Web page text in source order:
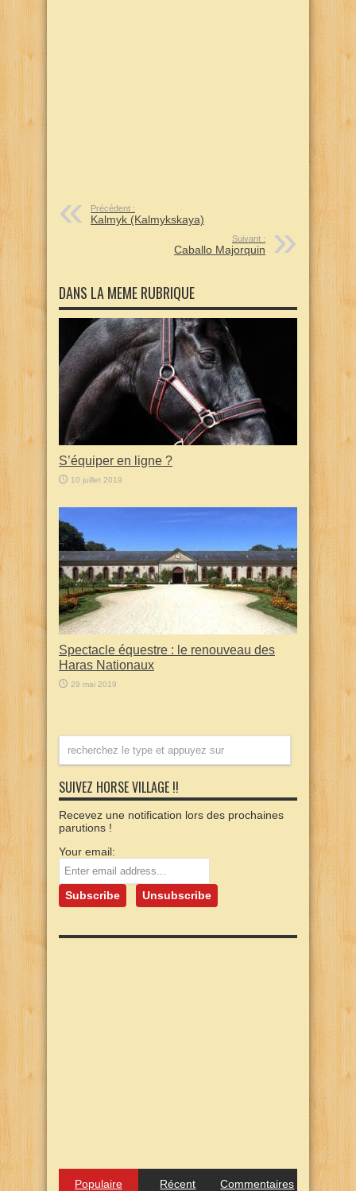
Précédent :
Kalmyk (Kalmykskaya)
Suivant :
Caballo Majorquin
DANS LA MEME RUBRIQUE
S’équiper en ligne ?
10 juillet 2019
Spectacle équestre : le renouveau des
Haras Nationaux
29 mai 2019
SUIVEZ HORSE VILLAGE !!
Recevez une notification lors des prochaines
parutions !
Your email:
Populaire Récent Commentaires